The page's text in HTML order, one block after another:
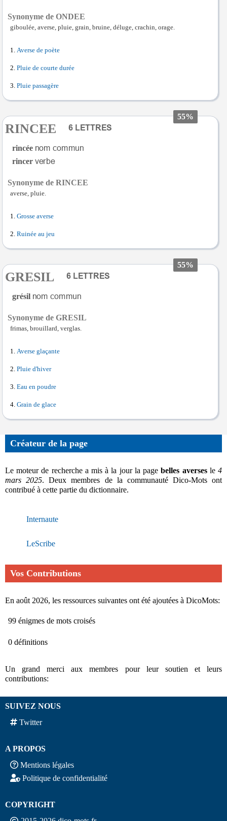
Synonyme de ONDEE
giboulée, averse, pluie, grain, bruine, déluge, crachin, orage.
Averse de poète
Pluie de courte durée
Pluie passagère
55%
RINCEE
rincée
rincer
Synonyme de RINCEE
averse, pluie.
Grosse averse
Ruinée au jeu
55%
GRESIL
grésil
Synonyme de GRESIL
frimas, brouillard, verglas.
Averse glaçante
Pluie d'hiver
Eau en poudre
Grain de glace
Créateur de la page
Le moteur de recherche a mis à la jour la pagebelles aversesle4
mars 2025. Deux membres de la communauté Dico-Mots ont
contribué à cette partie du dictionnaire.
Internaute
LeScribe
Vos Contributions
En août 2026, les ressources suivantes ont été ajoutées à DicoMots:
99 énigmes de mots croisés
0 définitions
Un grand merci aux membres pour leur soutien et leurs
contributions:
SUIVEZ NOUS
Twitter
A PROPOS
Mentions légales
Politique de confidentialité
COPYRIGHT